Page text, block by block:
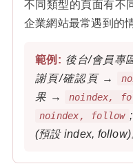
不同類型的頁面有不
企業網站最常遇到的
後台/會員專
謝頁/確認頁 →
果 →
noindex,
noindex, follow
(預設 index, follow)